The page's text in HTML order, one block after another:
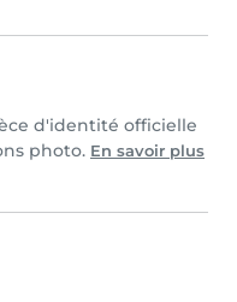
d'identité officielle
photo. En savoir plus